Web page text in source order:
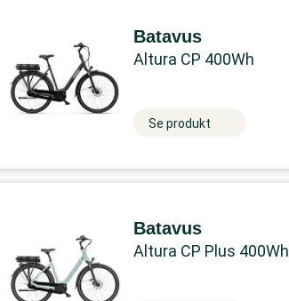
Batavus
Altura CP 400Wh
Se produkt
Batavus
Altura CP Plus 400Wh